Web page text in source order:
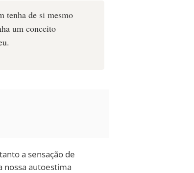
tenha de si mesmo
um conceito
a sensação de
nossa autoestima